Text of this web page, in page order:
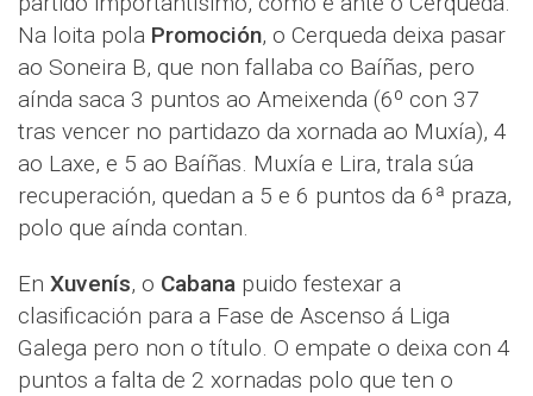
Na loita pola Promoción, o Cerqueda deixa pasar
ao Soneira B, que non fallaba co Baíñas, pero
aínda saca 3 puntos ao Ameixenda (6º con 37
tras vencer no partidazo da xornada ao Muxía), 4
ao Laxe, e 5 ao Baíñas. Muxía e Lira, trala súa
recuperación, quedan a 5 e 6 puntos da 6ª praza,
polo que aínda contan.
En Xuvenís, o Cabana puido festexar a
clasificación para a Fase de Ascenso á Liga
Galega pero non o título. O empate o deixa con 4
puntos a falta de 2 xornadas polo que ten o